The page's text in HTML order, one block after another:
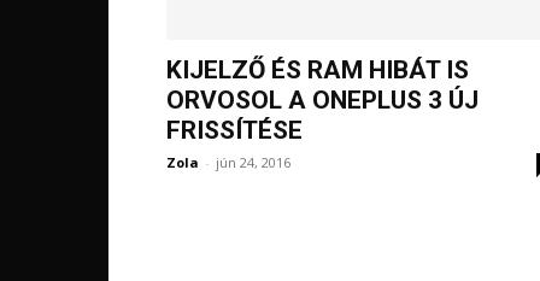
KIJELZŐ ÉS RAM HIBÁT IS
ORVOSOL A ONEPLUS 3 ÚJ
FRISSÍTÉSE
Zola - jún 24, 2016